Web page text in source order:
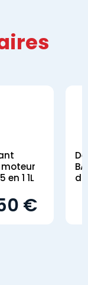
moteur
en 1 1L
€